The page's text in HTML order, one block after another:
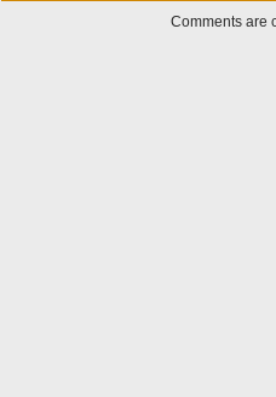
Comments are